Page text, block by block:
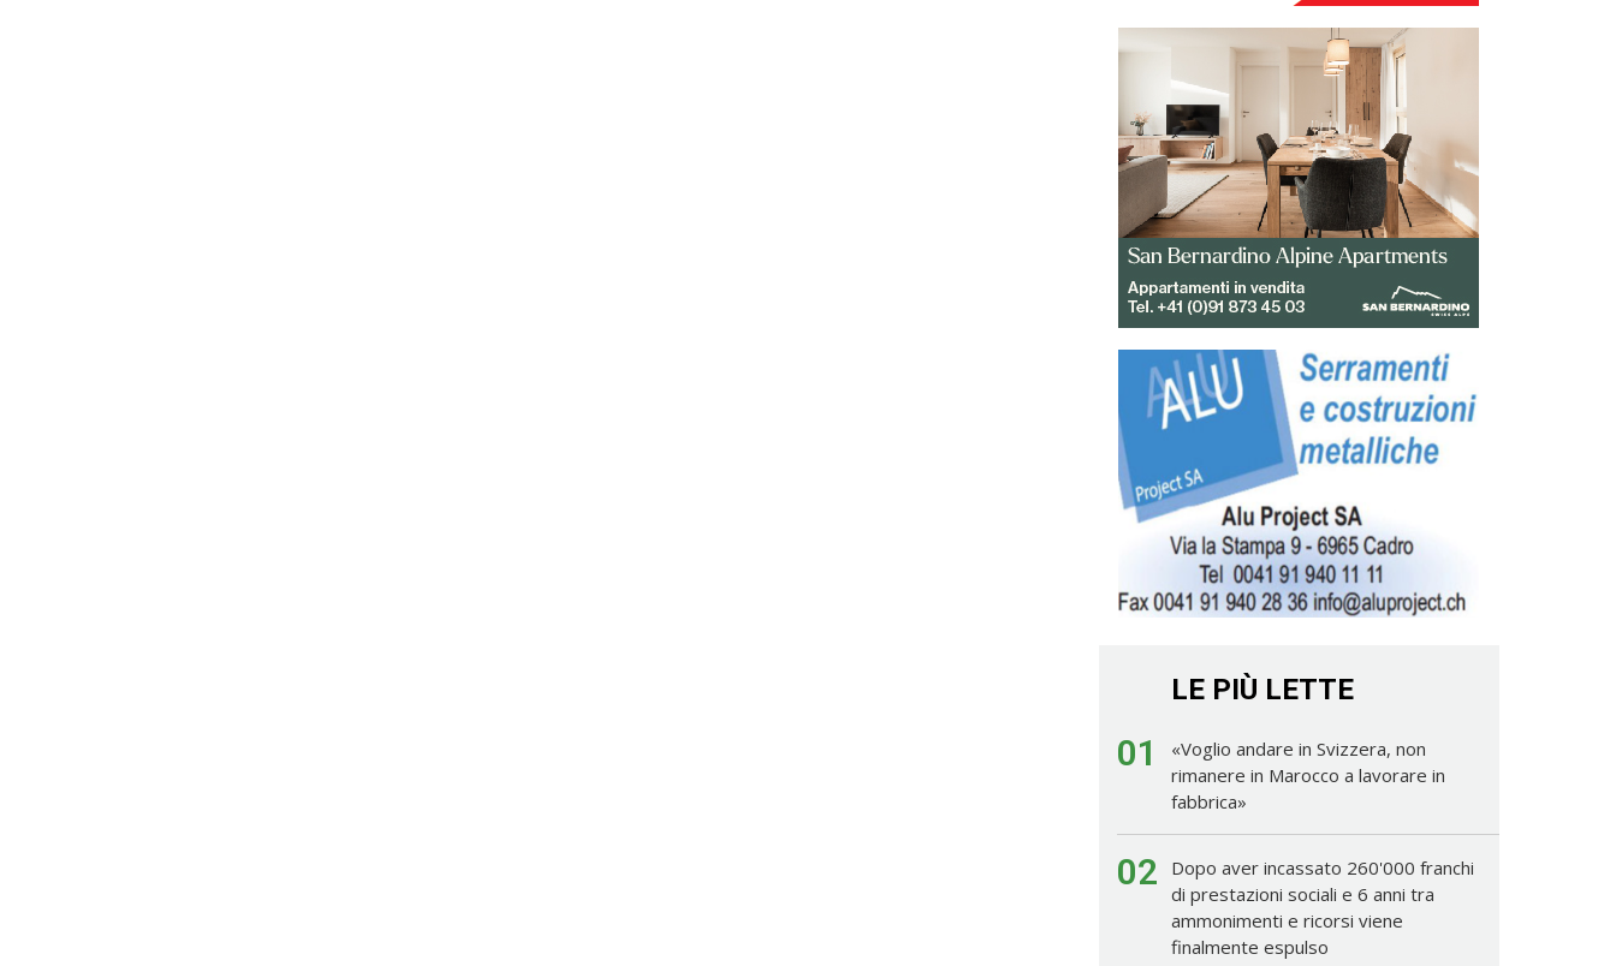
LE PIÙ LETTE
01
«Voglio andare in Svizzera, non
rimanere in Marocco a lavorare in
fabbrica»
02
Dopo aver incassato 260'000 franchi
di prestazioni sociali e 6 anni tra
ammonimenti e ricorsi viene
finalmente espulso